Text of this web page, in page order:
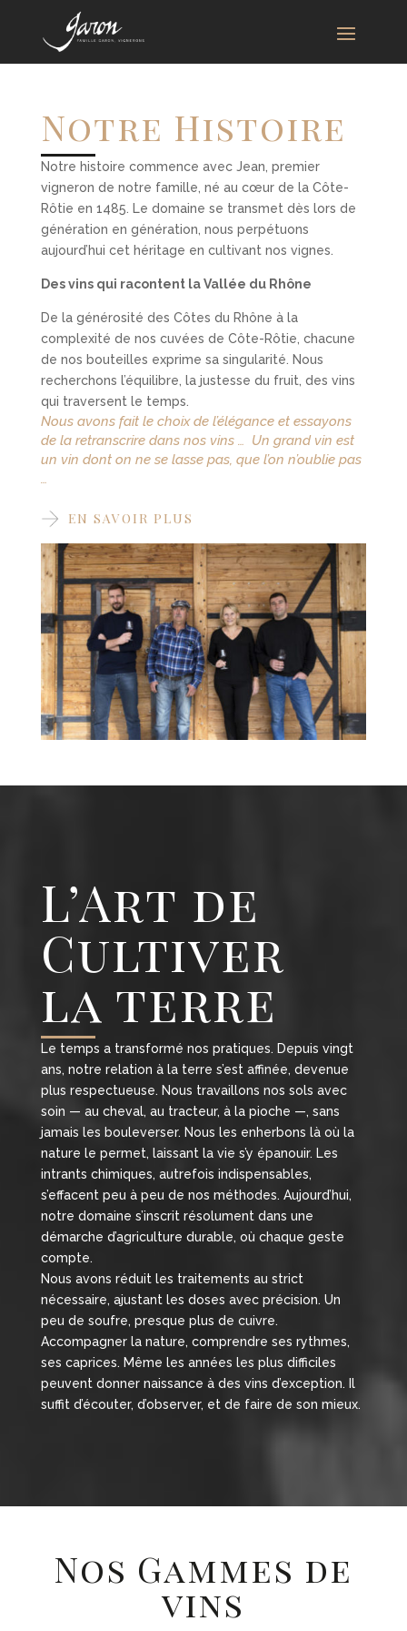
Notre Histoire
Notre histoire commence avec Jean, premier
vigneron de notre famille, né au cœur de la Côte-
Rôtie en 1485. Le domaine se transmet dès lors de
génération en génération, nous perpétuons
aujourd’hui cet héritage en cultivant nos vignes.
Des vins qui racontent la Vallée du Rhône
De la générosité des Côtes du Rhône à la
complexité de nos cuvées de Côte-Rôtie, chacune
de nos bouteilles exprime sa singularité. Nous
recherchons l’équilibre, la justesse du fruit, des vins
qui traversent le temps.
Nous avons fait le choix de l’élégance et essayons
de la retranscrire dans nos vins … Un grand vin est
un vin dont on ne se lasse pas, que l’on n’oublie pas
…
EN SAVOIR PLUS
VOIR LA VIDÉO
L’Art de
Cultiver
la terre
Le temps a transformé nos pratiques. Depuis vingt
ans, notre relation à la terre s’est affinée, devenue
plus respectueuse. Nous travaillons nos sols avec
soin — au cheval, au tracteur, à la pioche —, sans
jamais les bouleverser. Nous les enherbons là où la
nature le permet, laissant la vie s’y épanouir. Les
intrants chimiques, autrefois indispensables,
s’effacent peu à peu de nos méthodes. Aujourd’hui,
notre domaine s’inscrit résolument dans une
démarche d’agriculture durable, où chaque geste
compte.
Nous avons réduit les traitements au strict
nécessaire, ajustant les doses avec précision. Un
peu de soufre, presque plus de cuivre.
Accompagner la nature, comprendre ses rythmes,
ses caprices. Même les années les plus difficiles
peuvent donner naissance à des vins d’exception. Il
suffit d’écouter, d’observer, et de faire de son mieux.
Nos Gammes de
vins